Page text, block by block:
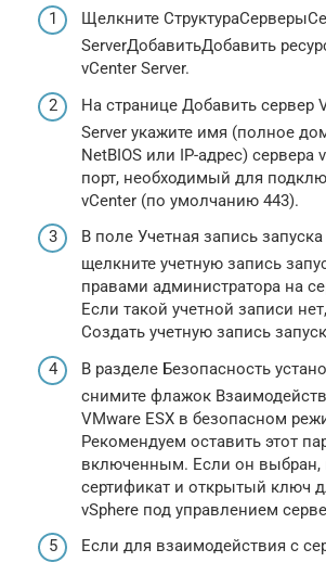
Щелкните
ServerДобавитьДобавить
vCenter Server.
На странице Добавить сервер
Server укажите имя (полное
NetBIOS или IP-адрес) сервера
порт, необходимый для
vCenter (по умолчанию 443).
В поле Учетная запись
щелкните учетную запись
правами администратора на
Если такой учетной записи
Создать учетную запись
В разделе Безопасность
снимите флажок
VMware ESX в безопасном
Рекомендуем оставить этот
включенным. Если он выбран,
сертификат и открытый ключ
vSphere под управлением
Если для взаимодействия с